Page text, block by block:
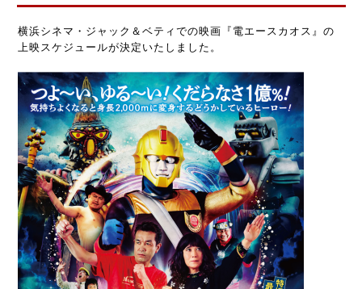
横浜シネマ・ジャック＆ベティでの映画『電エースカオス』の
上映スケジュールが決定いたしました。